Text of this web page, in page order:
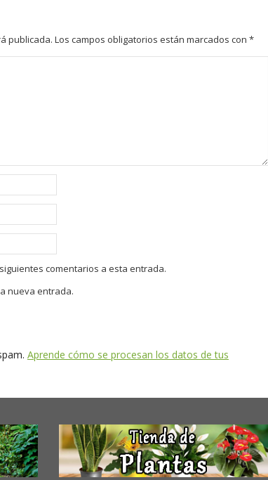
publicada. Los campos obligatorios están marcados con *
comentarios a esta entrada.
nueva entrada.
Aprende cómo se procesan los datos de tus